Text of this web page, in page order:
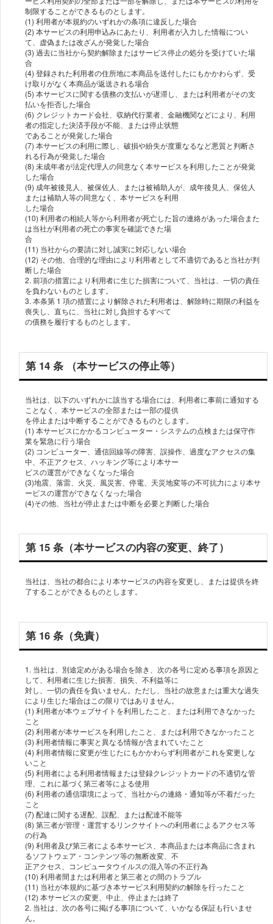
制限することができるものとします。
(1) 利⽤者が本規約のいずれかの条項に違反した場合
(2) 本サービスの利⽤申込みにあたり、利⽤者が⼊⼒した情報につい
て、虚偽または改ざんが発覚した場合
(3) 過去に当社から契約解除またはサービス停⽌の処分を受けていた場
合
(4) 登録された利⽤者の住所地に本商品を送付したにもかかわらず、受
け取りがなく本商品が返送される場合
(5) 本サービスに関する債務の⽀払いが遅滞し、または利⽤者がその⽀
払いを拒否した場合
(6) クレジットカード会社、収納代⾏業者、⾦融機関などにより、利⽤
者の指定した決済⼿段が不能、または停⽌状態
であることが発覚した場合
(7) 本サービスの利⽤に際し、破損や紛失が度重なるなど悪質と判断さ
れる⾏為が発覚した場合
(8) 未成年者が法定代理⼈の同意なく本サービスを利⽤したことが発覚
した場合
(9) 成年被後⾒⼈、被保佐⼈、または被補助⼈が、成年後⾒⼈、保佐⼈
または補助⼈等の同意なく、本サービスを利⽤
した場合
(10) 利⽤者の相続⼈等から利⽤者が死亡した旨の連絡があった場合また
は当社が利⽤者の死亡の事実を確認できた場
合
(11) 当社からの要請に対し誠実に対応しない場合
(12) その他、合理的な理由により利⽤者として不適切であると当社が判
断した場合
2. 前項の措置により利⽤者に⽣じた損害について、当社は、⼀切の責任
を負わないものとします。
3. 本条第 1 項の措置により解除された利⽤者は、解除時に期限の利益を
喪失し、直ちに、当社に対し負担するすべて
の債務を履⾏するものとします。
第 14 条 （本サービスの停⽌等）
当社は、以下のいずれかに該当する場合には、利⽤者に事前に通知する
ことなく、本サービスの全部または⼀部の提供
を停⽌または中断することができるものとします。
(1) 本サービスにかかるコンピューター・システムの点検または保守作
業を緊急に⾏う場合
(2) コンピューター、通信回線等の障害、誤操作、過度なアクセスの集
中、不正アクセス、ハッキング等により本サー
ビスの運営ができなくなった場合
(3)地震、落雷、⽕災、⾵災害、停電、天災地変等の不可抗⼒により本サ
ービスの運営ができなくなった場合
(4)その他、当社が停⽌または中断を必要と判断した場合
第 15 条（本サービスの内容の変更、終了）
当社は、当社の都合により本サービスの内容を変更し、または提供を終
了することができるものとします。
第 16 条（免責）
1. 当社は、別途定めがある場合を除き、次の各号に定める事項を原因と
して、利⽤者に⽣じた損害、損失、不利益等に
対し、⼀切の責任を負いません。ただし、当社の故意または重⼤な過失
により⽣じた場合はこの限りではありません。
(1) 利⽤者が本ウェブサイトを利⽤したこと、または利⽤できなかった
こと
(2) 利⽤者が本サービスを利⽤したこと、または利⽤できなかったこと
(3) 利⽤者情報に事実と異なる情報が含まれていたこと
(4) 利⽤者情報に変更が⽣じたにもかかわらず利⽤者がこれを変更しな
いこと
(5) 利⽤者による利⽤者情報または登録クレジットカードの不適切な管
理、これに基づく第三者等による使⽤
(6) 利⽤者の通信環境によって、当社からの連絡・通知等が不着だった
こと
(7) 配達に関する遅配、誤配、または配達不能等
(8) 第三者が管理・運営するリンクサイトへの利⽤者によるアクセス等
の⾏為
(9) 利⽤者及び第三者による本サービス、本商品または本商品に含まれ
るソフトウェア・コンテンツ等の無断改変、不
正アクセス、コンピュータウイルスの混⼊等の不正⾏為
(10) 利⽤者間または利⽤者と第三者との間のトラブル
(11) 当社が本規約に基づき本サービス利⽤契約の解除を⾏ったこと
(12) 本サービスの変更、中⽌、停⽌または終了
2. 当社は、次の各号に掲げる事項について、いかなる保証も⾏いませ
ん。